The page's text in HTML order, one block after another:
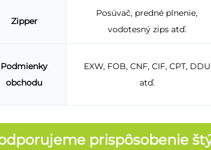
Zipper
Posúvač, predné plnenie,
vodotesný zips atď.
Podmienky
obchodu
EXW, FOB, CNF, CIF, CPT, DDU
atď.
prispôsobenie